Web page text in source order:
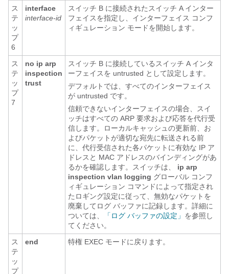
ス
テ
ッ
プ
6
interface
interface-id
スイッチ B に接続されたスイッチ A インター
フェイスを指定し、インターフェイス コンフ
ィギュレーション モードを開始します。
ス
テ
ッ
プ
7
no ip arp
inspection
trust
スイッチ B に接続しているスイッチ A インタ
ーフェイスを untrusted として設定します。
デフォルトでは、すべてのインターフェイス
が untrusted です。
信頼できないインターフェイスの場合、スイ
ッチはすべての ARP 要求および応答を代行受
信します。ローカルキャッシュの更新前、お
よびパケットが適切な宛先に転送される前
に、代行受信された各パケットに有効な IP ア
ドレスと MAC アドレスのバインディングがあ
るかを確認します。スイッチは、
ip arp
inspection vlan logging グローバル コンフ
ィギュレーション コマンドによって指定され
たロギング設定に従って、無効なパケットを
廃棄してログ バッファに記録します。詳細に
ついては、
「ログ バッファの設定」 を参照し
てください。
ス
テ
ッ
プ
end 特権 EXEC モードに戻ります。